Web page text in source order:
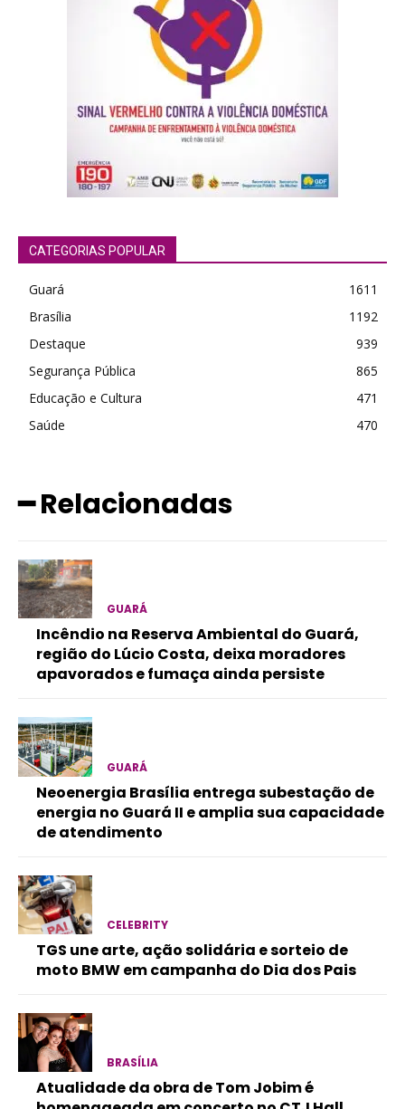
CATEGORIAS POPULAR
Guará
1611
Brasília
1192
Destaque
939
Segurança Pública
865
Educação e Cultura
471
Saúde
470
━ Relacionadas
GUARÁ
Incêndio na Reserva Ambiental do Guará,
região do Lúcio Costa, deixa moradores
apavorados e fumaça ainda persiste
GUARÁ
Neoenergia Brasília entrega subestação de
energia no Guará II e amplia sua capacidade
de atendimento
CELEBRITY
TGS une arte, ação solidária e sorteio de
moto BMW em campanha do Dia dos Pais
BRASÍLIA
Atualidade da obra de Tom Jobim é